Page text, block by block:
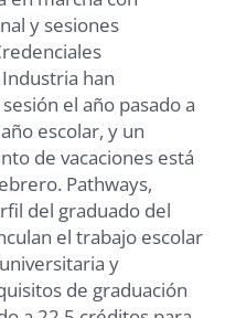
y sesiones
han
el año pasado a
escolar, y un
de vacaciones está
Pathways,
del graduado del
el trabajo escolar
y
de graduación